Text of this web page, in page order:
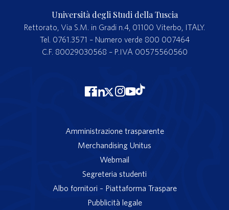
Università degli Studi della Tuscia
Rettorato, Via S.M. in Gradi n.4, 01100 Viterbo, ITALY.
Tel. 0761.3571 – Numero verde 800 007464
C.F. 80029030568 – P.IVA 00575560560
Amministrazione trasparente
Merchandising Unitus
Webmail
Segreteria studenti
Albo fornitori – Piattaforma Traspare
Pubblicità legale